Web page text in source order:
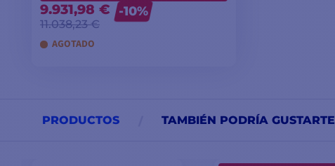
9.931,98 €
11.038,23 €
-10%
AGOTADO
PRODUCTOS TAMBIÉN PODRÍA GUSTARTE